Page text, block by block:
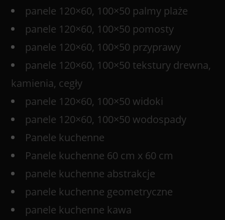
panele 120×60, 100×50 palmy plaże
panele 120×60, 100×50 pomosty
panele 120×60, 100×50 przyprawy
panele 120×60, 100×50 tekstury drewna,
kamienia, cegły
panele 120×60, 100×50 widoki
panele 120×60, 100×50 wodospady
Panele kuchenne
Panele kuchenne 60 cm x 60 cm
panele kuchenne abstrakcje
panele kuchenne geometryczne
panele kuchenne kawa